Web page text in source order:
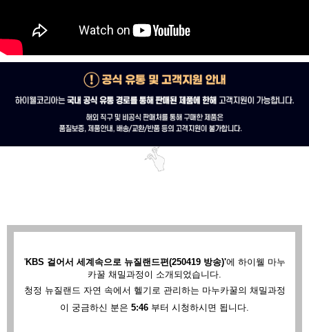
'KBS 걸어서 세계속으로 뉴질랜드편(250419 방송)'에 하이웰 마누
카꿀 채밀과정이 소개되었습니다.
청정 뉴질랜드 자연 속에서 헬기로 관리하는 마누카꿀의 채밀과정
이 궁금하신 분은 5:46 부터 시청하시면 됩니다.